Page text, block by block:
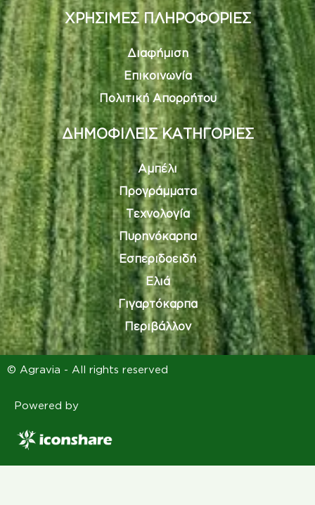
ΧΡΗΣΙΜΕΣ ΠΛΗΡΟΦΟΡΙΕΣ
Διαφήμιση
Επικοινωνία
Πολιτική Απορρήτου
ΔΗΜΟΦΙΛΕΙΣ ΚΑΤΗΓΟΡΙΕΣ
Αμπέλι
Προγράμματα
Τεχνολογία
Πυρηνόκαρπα
Εσπεριδοειδή
Ελιά
Γιγαρτόκαρπα
Περιβάλλον
© Agravia - All rights reserved
Powered by